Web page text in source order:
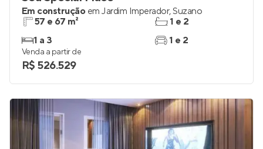
Em construção em Jardim Imperador,Suzano
57 e 67 m²
1 a 3
1 e 2
1 e 2
Venda a partir de
R$ 526.529